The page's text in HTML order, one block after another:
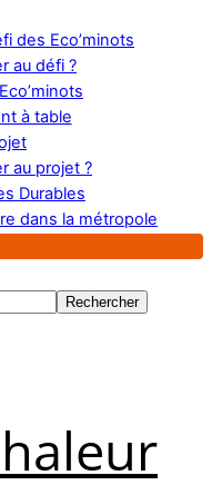
des Eco’minots
au défi ?
à table
au projet ?
Durables
dans la métropole